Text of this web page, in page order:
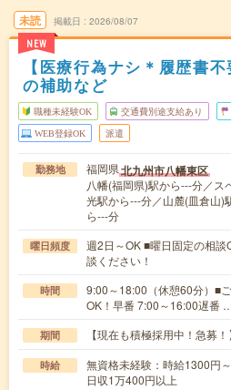
未読
NEW
掲載日 2026/08/07
【医療行為ナシ＊履歴書
の補助など
職種未経験OK 交通費別途支給あり
WEB登録OK 派遣
勤務地 福岡県北九州市八幡東区
八幡(福岡県)駅から---分／
光駅から---分／山麓(皿倉山)
ら---分
曜日頻度
週2日～OK ■曜日固定の相
談ください！
時間
9:00～18:00（休憩60分）■
OK！早番 7:00～16:00遅番
期間 【現在も積極採用中！急募
時給
無資格未経験：時給1300
日収1万400円以上